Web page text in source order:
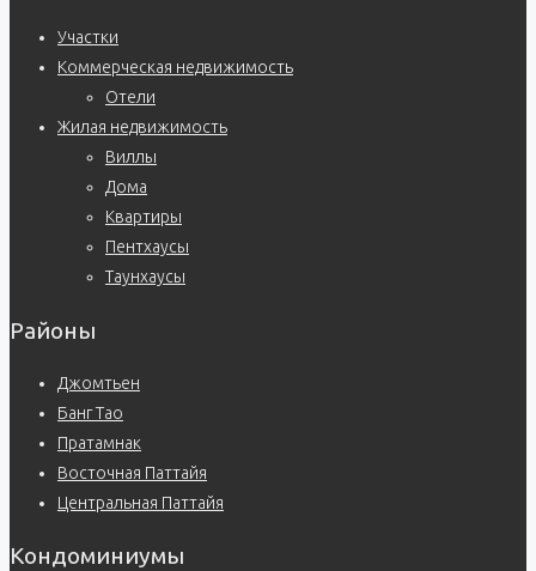
Участки
Коммерческая недвижимость
Отели
Жилая недвижимость
Виллы
Дома
Квартиры
Пентхаусы
Таунхаусы
Районы
Джомтьен
Банг Тао
Пратамнак
Восточная Паттайя
Центральная Паттайя
Кондоминиумы